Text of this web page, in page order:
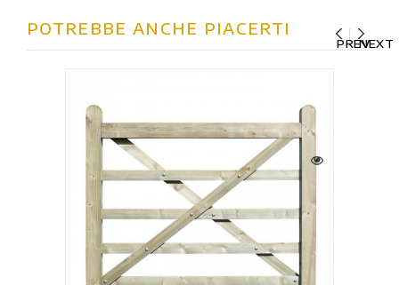
POTREBBE ANCHE PIACERTI
PREVNEXT